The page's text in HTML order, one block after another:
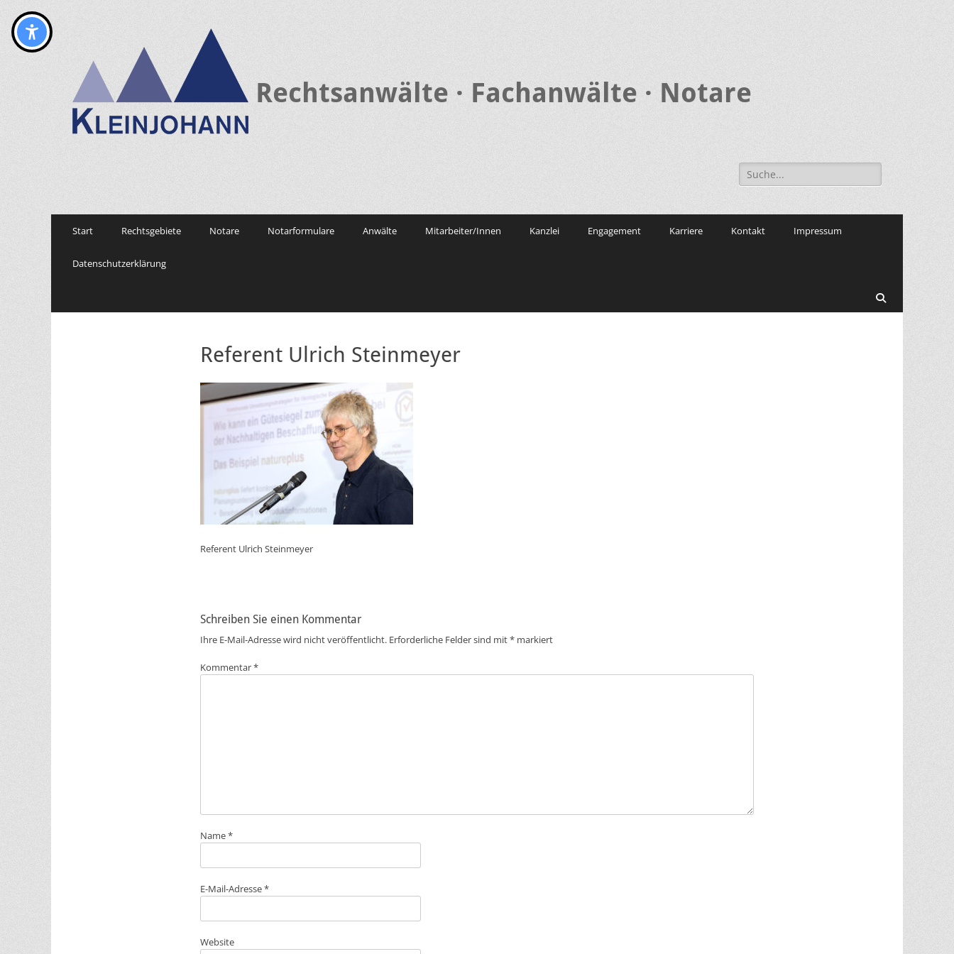
Rechtsanwälte · Fachanwälte · Notare
Search
for:
Menu
Start Rechtsgebiete Notare Notarformulare Anwälte Mitarbeiter/Innen Kanzlei Engagement Karriere Kontakt Impressum
Datenschutzerklärung
Referent Ulrich Steinmeyer
Referent Ulrich Steinmeyer
Schreiben Sie einen Kommentar
Ihre E-Mail-Adresse wird nicht veröffentlicht. Erforderliche Felder sind mit* markiert
Kommentar*
Name*
E-Mail-Adresse*
Website